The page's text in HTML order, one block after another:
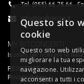
Tel. (055) 66.75.66 -
info@prgfirenze.it
MY BITCONCERTI
Iscriviti per ricevere le
REGISTRATI
Privacy Policy
Questo sito
cookie
Questo sito web
migliorare la tua
navigazione.
acconsenti a tutti i